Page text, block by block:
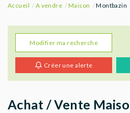
ACHETER
LOUER
BIENS VENDUS
Accueil A vendre Maison Montbazin
Modifier ma recherche
Créer une alerte
Achat / Vente